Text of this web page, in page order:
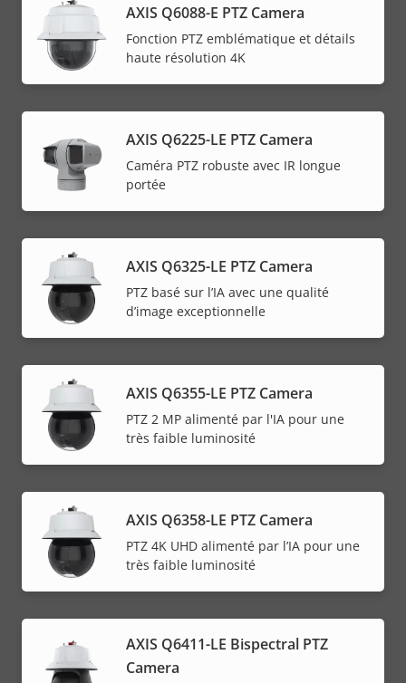
AXIS Q6088-E PTZ Camera
Fonction PTZ emblématique et détails
haute résolution 4K
AXIS Q6225-LE PTZ Camera
Caméra PTZ robuste avec IR longue
portée
AXIS Q6325-LE PTZ Camera
PTZ basé sur l’IA avec une qualité
d’image exceptionnelle
AXIS Q6355-LE PTZ Camera
PTZ 2 MP alimenté par l'IA pour une
très faible luminosité
AXIS Q6358-LE PTZ Camera
PTZ 4K UHD alimenté par l’IA pour une
très faible luminosité
AXIS Q6411-LE Bispectral PTZ
Camera